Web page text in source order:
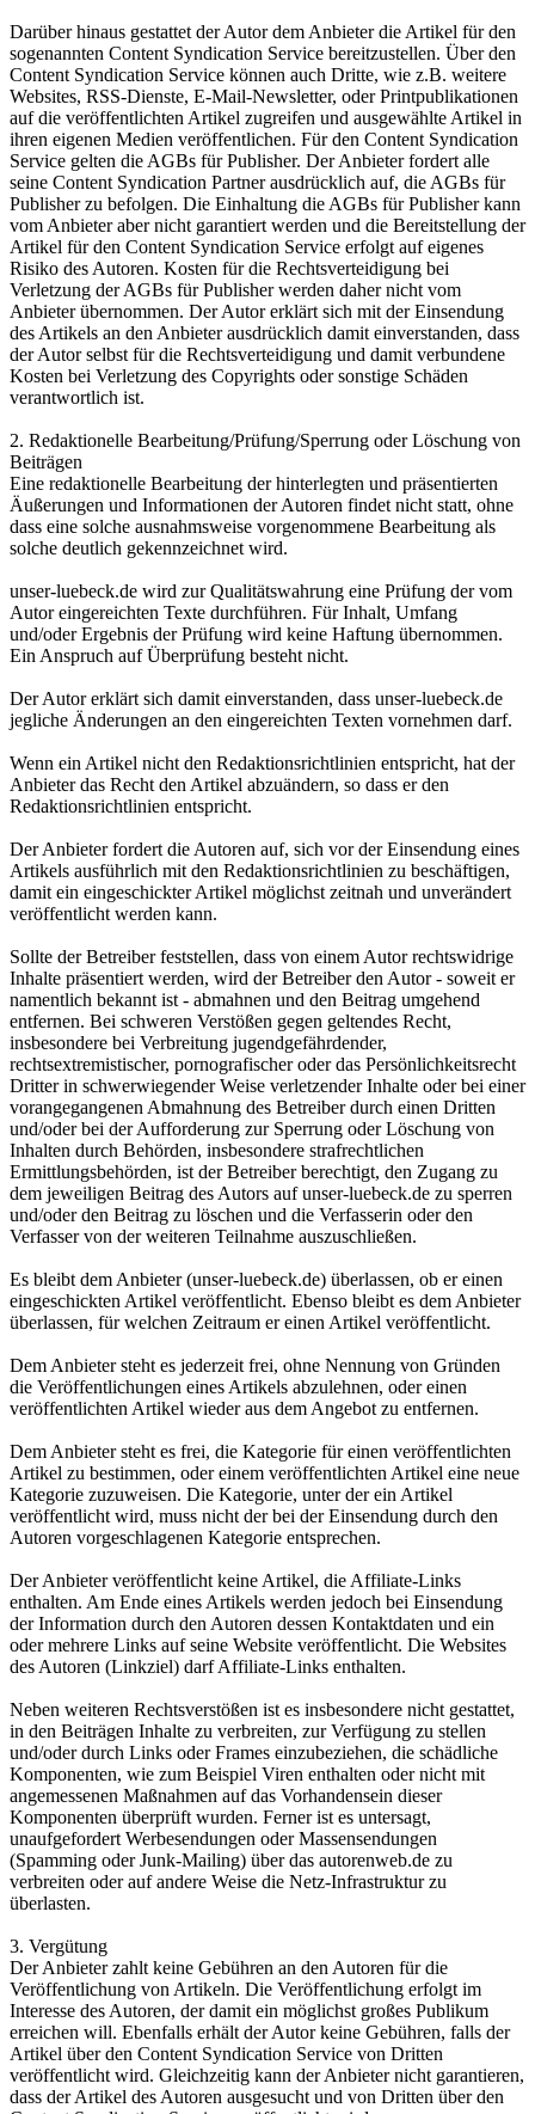
Darüber hinaus gestattet der Autor dem Anbieter die Artikel für den
sogenannten Content Syndication Service bereitzustellen. Über den
Content Syndication Service können auch Dritte, wie z.B. weitere
Websites, RSS-Dienste, E-Mail-Newsletter, oder Printpublikationen
auf die veröffentlichten Artikel zugreifen und ausgewählte Artikel in
ihren eigenen Medien veröffentlichen. Für den Content Syndication
Service gelten die AGBs für Publisher. Der Anbieter fordert alle
seine Content Syndication Partner ausdrücklich auf, die AGBs für
Publisher zu befolgen. Die Einhaltung die AGBs für Publisher kann
vom Anbieter aber nicht garantiert werden und die Bereitstellung der
Artikel für den Content Syndication Service erfolgt auf eigenes
Risiko des Autoren. Kosten für die Rechtsverteidigung bei
Verletzung der AGBs für Publisher werden daher nicht vom
Anbieter übernommen. Der Autor erklärt sich mit der Einsendung
des Artikels an den Anbieter ausdrücklich damit einverstanden, dass
der Autor selbst für die Rechtsverteidigung und damit verbundene
Kosten bei Verletzung des Copyrights oder sonstige Schäden
verantwortlich ist.
2. Redaktionelle Bearbeitung/Prüfung/Sperrung oder Löschung von
Beiträgen
Eine redaktionelle Bearbeitung der hinterlegten und präsentierten
Äußerungen und Informationen der Autoren findet nicht statt, ohne
dass eine solche ausnahmsweise vorgenommene Bearbeitung als
solche deutlich gekennzeichnet wird.
unser-luebeck.de wird zur Qualitätswahrung eine Prüfung der vom
Autor eingereichten Texte durchführen. Für Inhalt, Umfang
und/oder Ergebnis der Prüfung wird keine Haftung übernommen.
Ein Anspruch auf Überprüfung besteht nicht.
Der Autor erklärt sich damit einverstanden, dass unser-luebeck.de
jegliche Änderungen an den eingereichten Texten vornehmen darf.
Wenn ein Artikel nicht den Redaktionsrichtlinien entspricht, hat der
Anbieter das Recht den Artikel abzuändern, so dass er den
Redaktionsrichtlinien entspricht.
Der Anbieter fordert die Autoren auf, sich vor der Einsendung eines
Artikels ausführlich mit den Redaktionsrichtlinien zu beschäftigen,
damit ein eingeschickter Artikel möglichst zeitnah und unverändert
veröffentlicht werden kann.
Sollte der Betreiber feststellen, dass von einem Autor rechtswidrige
Inhalte präsentiert werden, wird der Betreiber den Autor - soweit er
namentlich bekannt ist - abmahnen und den Beitrag umgehend
entfernen. Bei schweren Verstößen gegen geltendes Recht,
insbesondere bei Verbreitung jugendgefährdender,
rechtsextremistischer, pornografischer oder das Persönlichkeitsrecht
Dritter in schwerwiegender Weise verletzender Inhalte oder bei einer
vorangegangenen Abmahnung des Betreiber durch einen Dritten
und/oder bei der Aufforderung zur Sperrung oder Löschung von
Inhalten durch Behörden, insbesondere strafrechtlichen
Ermittlungsbehörden, ist der Betreiber berechtigt, den Zugang zu
dem jeweiligen Beitrag des Autors auf unser-luebeck.de zu sperren
und/oder den Beitrag zu löschen und die Verfasserin oder den
Verfasser von der weiteren Teilnahme auszuschließen.
Es bleibt dem Anbieter (unser-luebeck.de) überlassen, ob er einen
eingeschickten Artikel veröffentlicht. Ebenso bleibt es dem Anbieter
überlassen, für welchen Zeitraum er einen Artikel veröffentlicht.
Dem Anbieter steht es jederzeit frei, ohne Nennung von Gründen
die Veröffentlichungen eines Artikels abzulehnen, oder einen
veröffentlichten Artikel wieder aus dem Angebot zu entfernen.
Dem Anbieter steht es frei, die Kategorie für einen veröffentlichten
Artikel zu bestimmen, oder einem veröffentlichten Artikel eine neue
Kategorie zuzuweisen. Die Kategorie, unter der ein Artikel
veröffentlicht wird, muss nicht der bei der Einsendung durch den
Autoren vorgeschlagenen Kategorie entsprechen.
Der Anbieter veröffentlicht keine Artikel, die Affiliate-Links
enthalten. Am Ende eines Artikels werden jedoch bei Einsendung
der Information durch den Autoren dessen Kontaktdaten und ein
oder mehrere Links auf seine Website veröffentlicht. Die Websites
des Autoren (Linkziel) darf Affiliate-Links enthalten.
Neben weiteren Rechtsverstößen ist es insbesondere nicht gestattet,
in den Beiträgen Inhalte zu verbreiten, zur Verfügung zu stellen
und/oder durch Links oder Frames einzubeziehen, die schädliche
Komponenten, wie zum Beispiel Viren enthalten oder nicht mit
angemessenen Maßnahmen auf das Vorhandensein dieser
Komponenten überprüft wurden. Ferner ist es untersagt,
unaufgefordert Werbesendungen oder Massensendungen
(Spamming oder Junk-Mailing) über das autorenweb.de zu
verbreiten oder auf andere Weise die Netz-Infrastruktur zu
überlasten.
3. Vergütung
Der Anbieter zahlt keine Gebühren an den Autoren für die
Veröffentlichung von Artikeln. Die Veröffentlichung erfolgt im
Interesse des Autoren, der damit ein möglichst großes Publikum
erreichen will. Ebenfalls erhält der Autor keine Gebühren, falls der
Artikel über den Content Syndication Service von Dritten
veröffentlicht wird. Gleichzeitig kann der Anbieter nicht garantieren,
dass der Artikel des Autoren ausgesucht und von Dritten über den